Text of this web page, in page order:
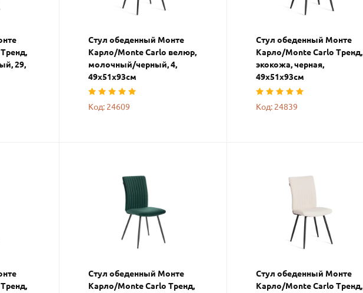
29,
Стул обеденный Монте
Карло/Monte Carlo велюр,
молочный/черный, 4,
49х51х93см
Код: 24609
Стул обеденный Монте
Карло/Monte Carlo Тренд,
экокожа, черная,
49х51х93см
Код: 24839
Стул обеденный Монте
Карло/Monte Carlo Тренд,
Стул обеденный Монте
Карло/Monte Carlo Тренд,